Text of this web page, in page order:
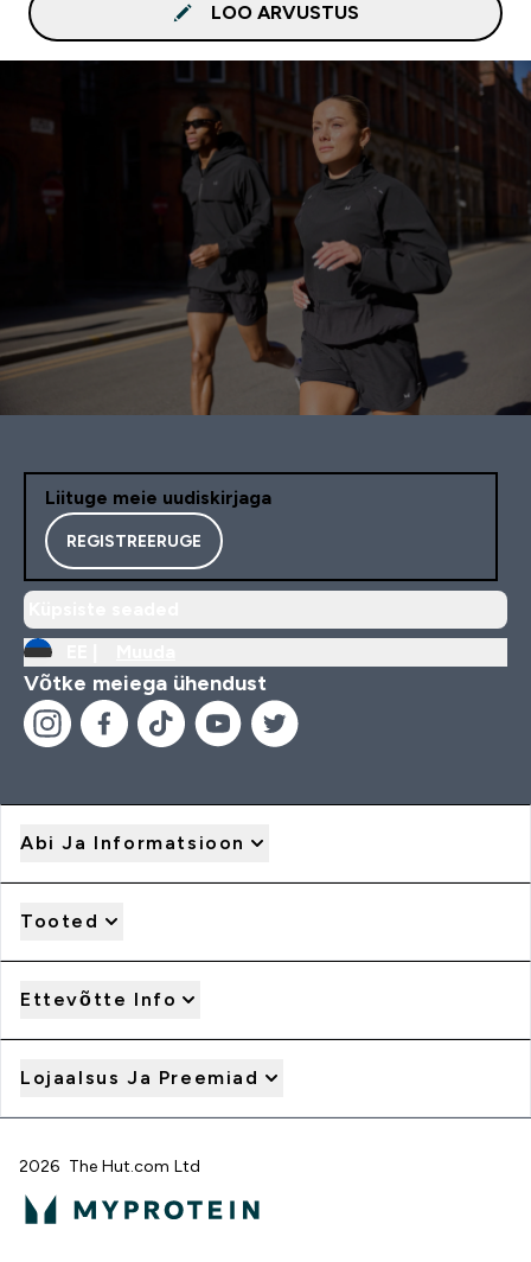
LOO ARVUSTUS
Liituge meie uudiskirjaga
REGISTREERUGE
Võtke meiega ühendust
Abi Ja Informatsioon
Tooted
Ettevõtte Info
Lojaalsus Ja Preemiad
2026 The Hut.com Ltd